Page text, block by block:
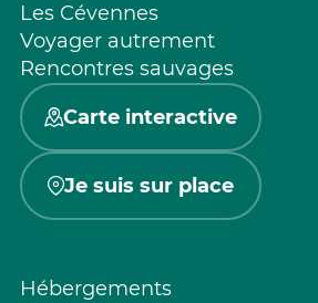
Les Cévennes
Voyager autrement
Rencontres sauvages
Carte interactive
Je suis sur place
Hébergements